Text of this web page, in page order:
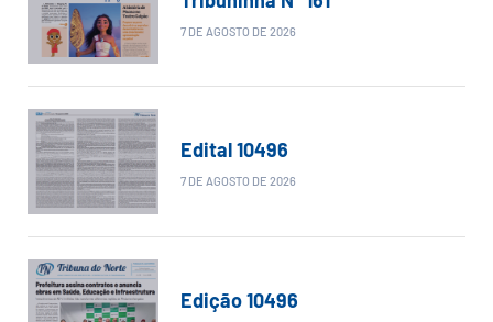
7 DE AGOSTO DE 2026
Edital 10496
7 DE AGOSTO DE 2026
Edição 10496